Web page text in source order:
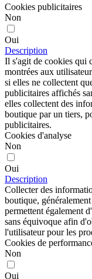
Cookies publicitaires
Non
Oui
Description
Il s'agit de cookies qui
montrées aux
si elles ne collectent
publicitaires affichés
elles collectent des
boutique par un tiers,
publicitaires.
Cookies d'analyse
Non
Oui
Description
Collecter des
boutique,
permettent également
sans équivoque afin
l'utilisateur pour les
Cookies de
Non
Oui